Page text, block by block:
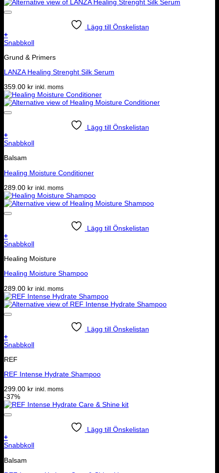
Lägg till Önskelistan
+
Snabbkoll
Grund & Primers
LANZA Healing Strenght Silk Serum
359.00 kr inkl. moms
Lägg till Önskelistan
+
Snabbkoll
Balsam
Healing Moisture Conditioner
289.00 kr inkl. moms
Lägg till Önskelistan
+
Snabbkoll
Healing Moisture
Healing Moisture Shampoo
289.00 kr inkl. moms
Lägg till Önskelistan
+
Snabbkoll
REF
REF Intense Hydrate Shampoo
299.00 kr inkl. moms
-37%
Lägg till Önskelistan
+
Snabbkoll
Balsam